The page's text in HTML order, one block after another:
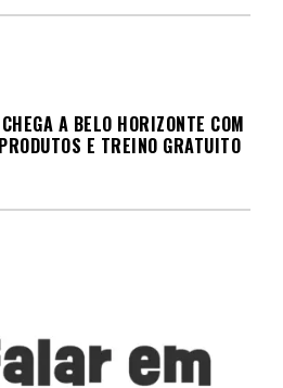
A BELO HORIZONTE COM
E TREINO GRATUITO